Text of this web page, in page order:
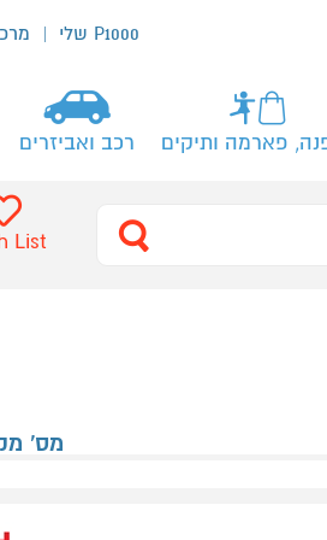
P1000 שלי מרכז
פארמה ותיקים רכב ואביזרים
List
מס' מק"ט: